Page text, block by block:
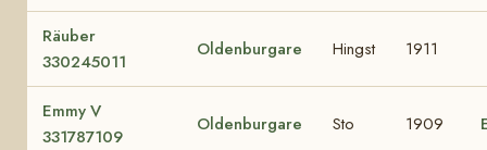
Räuber
330245011
Oldenburgare Hingst 1911
Emmy V
331787109
Oldenburgare Sto 1909